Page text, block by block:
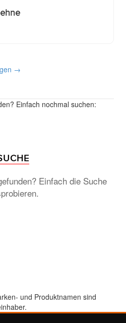
→
Einfach nochmal suchen:
Einfach die Suche
und Produktnamen sind